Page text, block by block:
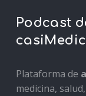
Podcast
Plataforma de
medicina,